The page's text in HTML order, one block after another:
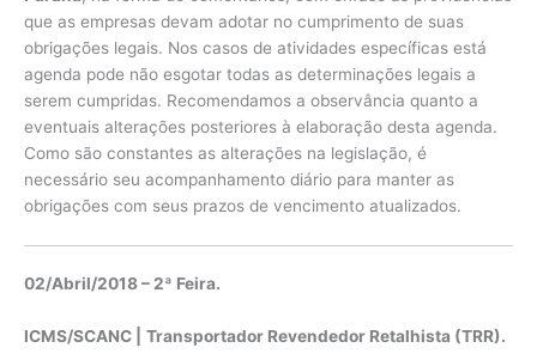
que as empresas devam adotar no cumprimento de suas
obrigações legais. Nos casos de atividades específicas está
agenda pode não esgotar todas as determinações legais a
serem cumpridas. Recomendamos a observância quanto a
eventuais alterações posteriores à elaboração desta agenda.
Como são constantes as alterações na legislação, é
necessário seu acompanhamento diário para manter as
obrigações com seus prazos de vencimento atualizados.
02/Abril/2018 – 2ª Feira.
ICMS/SCANC | Transportador Revendedor Retalhista (TRR).